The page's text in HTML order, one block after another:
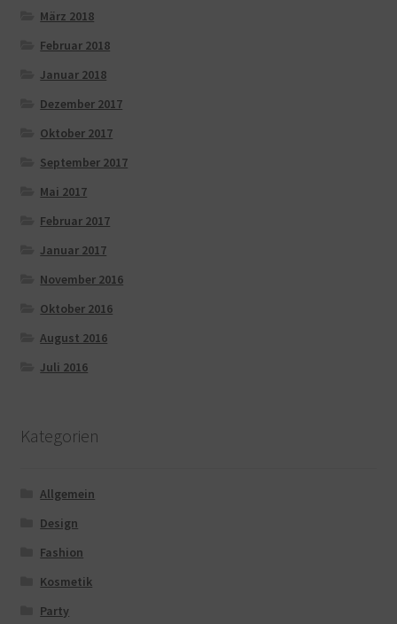
März 2018
Februar 2018
Januar 2018
Dezember 2017
Oktober 2017
September 2017
Mai 2017
Februar 2017
Januar 2017
November 2016
Oktober 2016
August 2016
Juli 2016
Kategorien
Allgemein
Design
Fashion
Kosmetik
Party